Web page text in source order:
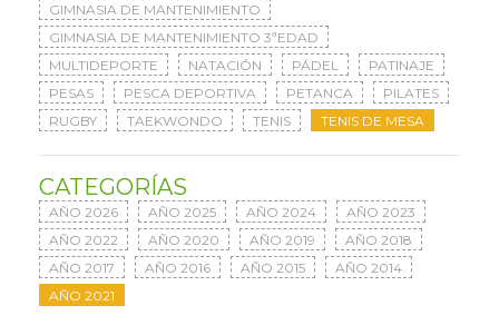
GIMNASIA DE MANTENIMIENTO
GIMNASIA DE MANTENIMIENTO 3ªEDAD
MULTIDEPORTE
NATACIÓN PÁDEL
PATINAJE
PESAS
PESCA DEPORTIVA PETANCA
PILATES
RUGBY
TAEKWONDO TENIS TENIS DE MESA
CATEGORÍAS
AÑO 2026 AÑO 2025 AÑO 2024
AÑO 2023
AÑO 2022
AÑO 2020 AÑO 2019
AÑO 2018
AÑO 2017
AÑO 2016 AÑO 2015
AÑO 2014
AÑO 2021